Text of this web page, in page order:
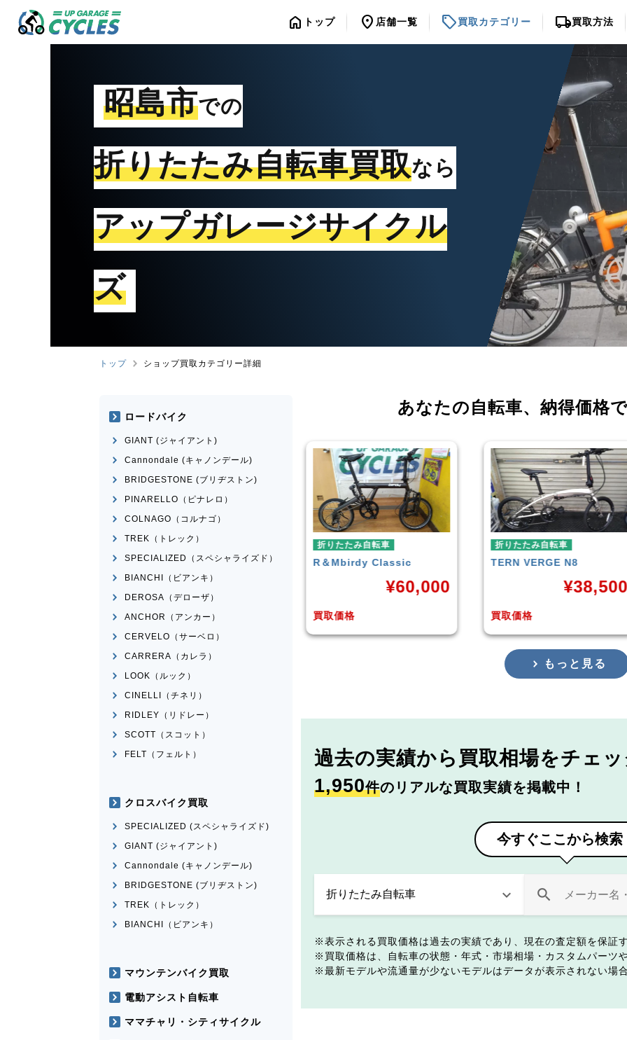
home トップ location_on 店舗一覧 sell買取カテゴリー local_shipping買取方法
昭島市での
折りたたみ自転車買取なら
アップガレージサイクル
ズ
トップ ショップ買取カテゴリー詳細
あなたの自転車、 納得価格
折りたたみ自転車
R＆Mbirdy Classic
買取価格
¥
折りたたみ自転車
TERNVERGE N8
買取価格
¥38,500
折りたたみ自転車
RENAULTLIGHT-8 AL-
買取価格
¥
もっと見る
過去の実績から 買取相場をチェ
1,950件のリアルな買取実績を掲載中！
今すぐここから検索
表示される買取価格は過去の実績であり、現在の査定額を保証
買取価格は、自転車の状態・年式・市場相場・カスタムパーツ
最新モデルや流通量が少ないモデルはデータが表示されない場
ロードバイク
GIANT (ジャイアント)
Cannondale (キャノンデール)
BRIDGESTONE (ブリヂストン)
PINARELLO（ピナレロ）
COLNAGO（コルナゴ）
TREK（トレック）
SPECIALIZED（スペシャライズド）
BIANCHI（ビアンキ）
DEROSA（デローザ）
ANCHOR（アンカー）
CERVELO（サーベロ）
CARRERA（カレラ）
LOOK（ルック）
CINELLI（チネリ）
RIDLEY（リドレー）
SCOTT（スコット）
FELT（フェルト）
クロスバイク買取
SPECIALIZED (スペシャライズド)
GIANT (ジャイアント)
Cannondale (キャノンデール)
BRIDGESTONE (ブリヂストン)
TREK（トレック）
BIANCHI（ビアンキ）
マウンテンバイク買取
電動アシスト自転車
ママチャリ・シティサイクル